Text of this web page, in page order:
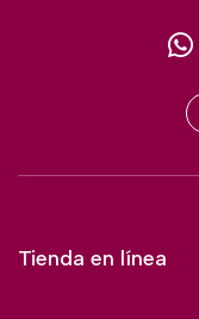
Tienda en línea